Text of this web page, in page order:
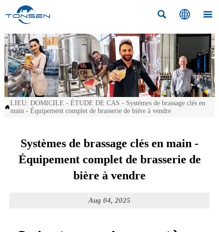
  

LIEU: DOMICILE - ÉTUDE DE CAS - Systèmes de brassage clés en
main - Équipement complet de brasserie de bière à vendre
Systèmes de brassage clés en main -
Équipement complet de brasserie de
bière à vendre
Aug 04, 2025